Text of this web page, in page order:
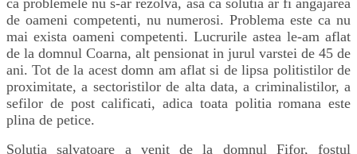
de oameni competenti, nu numerosi. Problema este ca nu
mai exista oameni competenti. Lucrurile astea le-am aflat
de la domnul Coarna, alt pensionat in jurul varstei de 45 de
ani. Tot de la acest domn am aflat si de lipsa politistilor de
proximitate, a sectoristilor de alta data, a criminalistilor, a
sefilor de post calificati, adica toata politia romana este
plina de petice.
Solutia salvatoare a venit de la domnul Fifor, fostul